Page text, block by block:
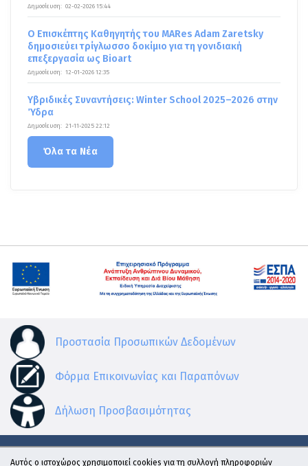
Δημοσίευση: 02-02-2026 15:44
Ο Επισκέπτης Καθηγητής του MARes Adam Zaretsky
δημοσιεύει τρίγλωσσο δοκίμιο για τη γονιδιακή
επεξεργασία ως Bioart
Δημοσίευση: 12-01-2026 12:35
Υβριδικές Συναντήσεις: Winter School 2025–2026 στην
Ύδρα
Δημοσίευση: 21-11-2025 22:12
Όλα τα Νέα
Προστασία Προσωπικών Δεδομένων
Φόρμα Επικοινωνίας και Παραπόνων
Δήλωση Προσβασιμότητας
Αυτός ο ιστοχώρος χρησιμοποιεί cookies για τη συλλογή πληροφοριών